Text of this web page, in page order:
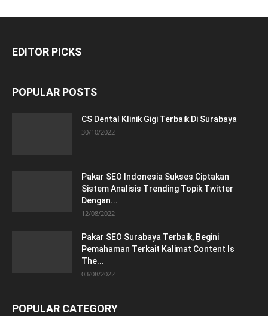
EDITOR PICKS
POPULAR POSTS
CS Dental Klinik Gigi Terbaik Di Surabaya
30/10/2022
Pakar SEO Indonesia Sukses Ciptakan
Sistem Analisis Trending Topik Twitter
Dengan...
12/08/2022
Pakar SEO Surabaya Terbaik, Begini
Pemahaman Terkait Kalimat Content Is
The...
03/08/2022
POPULAR CATEGORY